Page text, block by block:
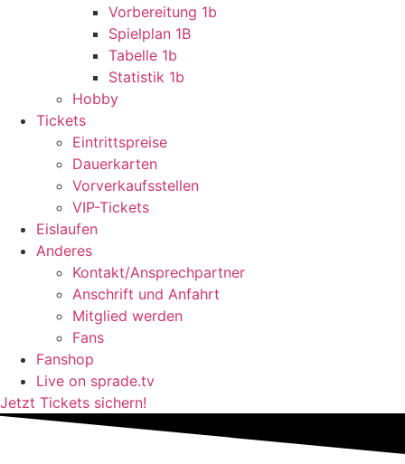
Vorbereitung 1b
Spielplan 1B
Tabelle 1b
Statistik 1b
Hobby
Tickets
Eintrittspreise
Dauerkarten
Vorverkaufsstellen
VIP-Tickets
Eislaufen
Anderes
Kontakt/Ansprechpartner
Anschrift und Anfahrt
Mitglied werden
Fans
Fanshop
Live on sprade.tv
Jetzt Tickets sichern!